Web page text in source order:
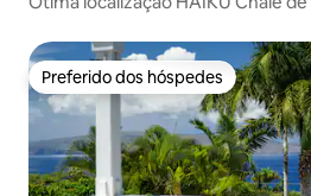
Preferido dos hóspedes
Preferido dos hóspedes